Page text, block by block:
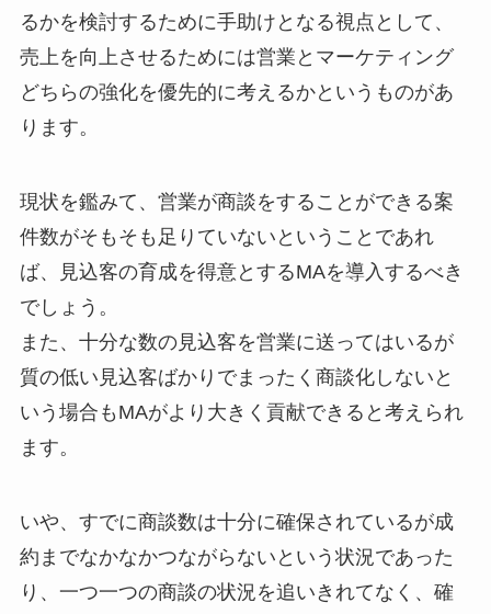
るかを検討するために手助けとなる視点として、
売上を向上させるためには営業とマーケティング
どちらの強化を優先的に考えるかというものがあ
ります。
現状を鑑みて、営業が商談をすることができる案
件数がそもそも足りていないということであれ
ば、見込客の育成を得意とするMAを導入するべき
でしょう。
また、十分な数の見込客を営業に送ってはいるが
質の低い見込客ばかりでまったく商談化しないと
いう場合もMAがより大きく貢献できると考えられ
ます。
いや、すでに商談数は十分に確保されているが成
約までなかなかつながらないという状況であった
り、一つ一つの商談の状況を追いきれてなく、確